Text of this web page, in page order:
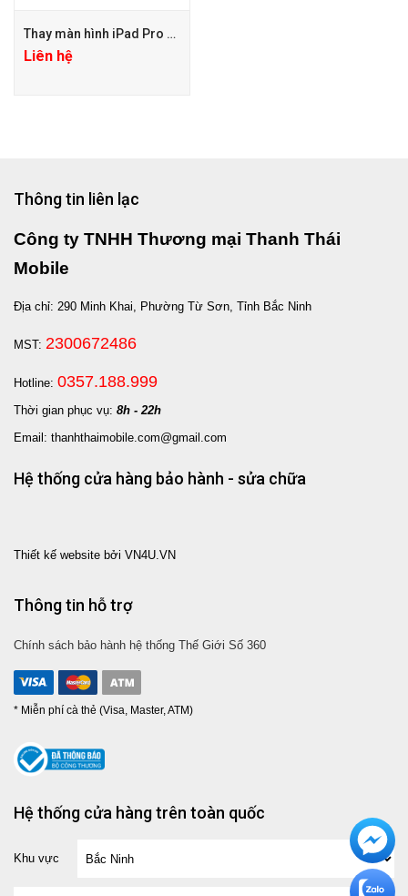
Thay màn hình iPad Pro 9.7
Liên hệ
Thông tin liên lạc
Công ty TNHH Thương mại Thanh Thái
Mobile
Địa chỉ: 290 Minh Khai, Phường Từ Sơn, Tỉnh Bắc Ninh
MST: 2300672486
Hotline: 0357.188.999
Thời gian phục vụ: 8h - 22h
Email: thanhthaimobile.com@gmail.com
Hệ thống cửa hàng bảo hành - sửa chữa
Thiết kế website bởi VN4U.VN
Thông tin hỗ trợ
Chính sách bảo hành hệ thống Thế Giới Số 360
* Miễn phí cà thẻ (Visa, Master, ATM)
Hệ thống cửa hàng trên toàn quốc
Khu vực